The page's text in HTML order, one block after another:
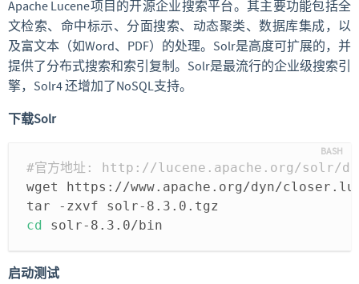
Apache Lucene项目的开源企业搜索平台。其主要功能包括全
文检索、命中标示、分面搜索、动态聚类、数据库集成，以
及富文本（如Word、PDF）的处理。Solr是高度可扩展的，并
提供了分布式搜索和索引复制。Solr是最流行的企业级搜索引
擎，Solr4 还增加了NoSQL支持。
下载Solr
#官方地址: http://lucene.apache.org/solr/
wget https://www.apache.org/dyn/
tar -zxvf solr-8.3.0.tgz
cd solr-8.3.0/bin
启动测试